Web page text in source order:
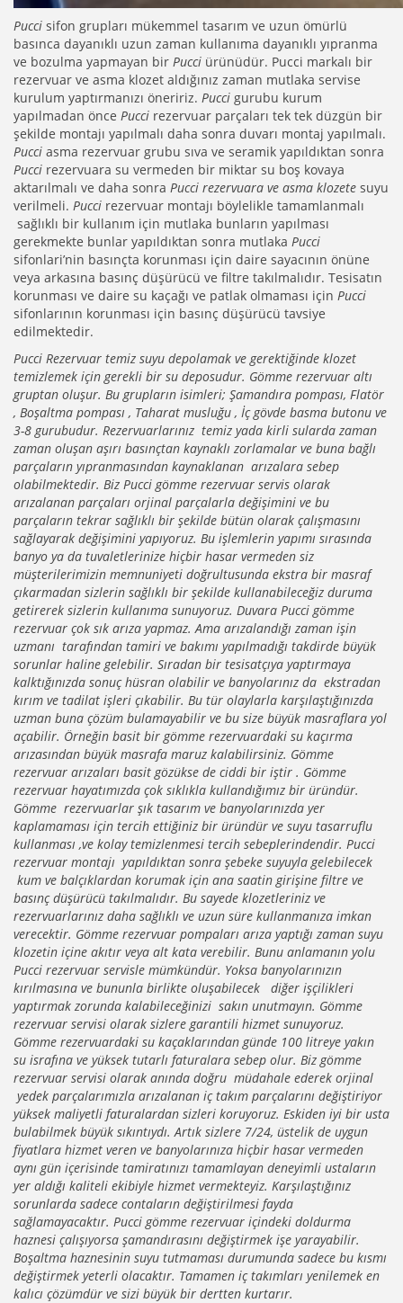
Pucci sifon grupları mükemmel tasarım ve uzun ömürlü
basınca dayanıklı uzun zaman kullanıma dayanıklı yıpranma
ve bozulma yapmayan bir Pucci ürünüdür. Pucci markalı bir
rezervuar ve asma klozet aldığınız zaman mutlaka servise
kurulum yaptırmanızı öneririz. Pucci gurubu kurum
yapılmadan önce Pucci rezervuar parçaları tek tek düzgün bir
şekilde montajı yapılmalı daha sonra duvarı montaj yapılmalı.
Pucci asma rezervuar grubu sıva ve seramik yapıldıktan sonra
Pucci rezervuara su vermeden bir miktar su boş kovaya
aktarılmalı ve daha sonra Pucci rezervuara ve asma klozete suyu
verilmeli. Pucci rezervuar montajı böylelikle tamamlanmalı
sağlıklı bir kullanım için mutlaka bunların yapılması
gerekmekte bunlar yapıldıktan sonra mutlaka Pucci
sifonlari’nin basınçta korunması için daire sayacının önüne
veya arkasına basınç düşürücü ve filtre takılmalıdır. Tesisatın
korunması ve daire su kaçağı ve patlak olmaması için Pucci
sifonlarının korunması için basınç düşürücü tavsiye
edilmektedir.
Pucci Rezervuar temiz suyu depolamak ve gerektiğinde klozet
temizlemek için gerekli bir su deposudur. Gömme rezervuar altı
gruptan oluşur. Bu grupların isimleri; Şamandıra pompası, Flatör
, Boşaltma pompası , Taharat musluğu , İç gövde basma butonu ve
3-8 gurubudur. Rezervuarlarınız temiz yada kirli sularda zaman
zaman oluşan aşırı basınçtan kaynaklı zorlamalar ve buna bağlı
parçaların yıpranmasından kaynaklanan arızalara sebep
olabilmektedir. Biz Pucci gömme rezervuar servis olarak
arızalanan parçaları orjinal parçalarla değişimini ve bu
parçaların tekrar sağlıklı bir şekilde bütün olarak çalışmasını
sağlayarak değişimini yapıyoruz. Bu işlemlerin yapımı sırasında
banyo ya da tuvaletlerinize hiçbir hasar vermeden siz
müşterilerimizin memnuniyeti doğrultusunda ekstra bir masraf
çıkarmadan sizlerin sağlıklı bir şekilde kullanabileceğiz duruma
getirerek sizlerin kullanıma sunuyoruz. Duvara Pucci gömme
rezervuar çok sık arıza yapmaz. Ama arızalandığı zaman işin
uzmanı tarafından tamiri ve bakımı yapılmadığı takdirde büyük
sorunlar haline gelebilir. Sıradan bir tesisatçıya yaptırmaya
kalktığınızda sonuç hüsran olabilir ve banyolarınız da ekstradan
kırım ve tadilat işleri çıkabilir. Bu tür olaylarla karşılaştığınızda
uzman buna çözüm bulamayabilir ve bu size büyük masraflara yol
açabilir. Örneğin basit bir gömme rezervuardaki su kaçırma
arızasından büyük masrafa maruz kalabilirsiniz. Gömme
rezervuar arızaları basit gözükse de ciddi bir iştir . Gömme
rezervuar hayatımızda çok sıklıkla kullandığımız bir üründür.
Gömme rezervuarlar şık tasarım ve banyolarınızda yer
kaplamaması için tercih ettiğiniz bir üründür ve suyu tasarruflu
kullanması ,ve kolay temizlenmesi tercih sebeplerindendir. Pucci
rezervuar montajı yapıldıktan sonra şebeke suyuyla gelebilecek
kum ve balçıklardan korumak için ana saatin girişine filtre ve
basınç düşürücü takılmalıdır. Bu sayede klozetleriniz ve
rezervuarlarınız daha sağlıklı ve uzun süre kullanmanıza imkan
verecektir. Gömme rezervuar pompaları arıza yaptığı zaman suyu
klozetin içine akıtır veya alt kata verebilir. Bunu anlamanın yolu
Pucci rezervuar servisle mümkündür. Yoksa banyolarınızın
kırılmasına ve bununla birlikte oluşabilecek diğer işçilikleri
yaptırmak zorunda kalabileceğinizi sakın unutmayın. Gömme
rezervuar servisi olarak sizlere garantili hizmet sunuyoruz.
Gömme rezervuardaki su kaçaklarından günde 100 litreye yakın
su israfına ve yüksek tutarlı faturalara sebep olur. Biz gömme
rezervuar servisi olarak anında doğru müdahale ederek orjinal
yedek parçalarımızla arızalanan iç takım parçalarını değiştiriyor
yüksek maliyetli faturalardan sizleri koruyoruz. Eskiden iyi bir usta
bulabilmek büyük sıkıntıydı. Artık sizlere 7/24, üstelik de uygun
fiyatlara hizmet veren ve banyolarınıza hiçbir hasar vermeden
aynı gün içerisinde tamiratınızı tamamlayan deneyimli ustaların
yer aldığı kaliteli ekibiyle hizmet vermekteyiz. Karşılaştığınız
sorunlarda sadece contaların değiştirilmesi fayda
sağlamayacaktır. Pucci gömme rezervuar içindeki doldurma
haznesi çalışıyorsa şamandırasını değiştirmek işe yarayabilir.
Boşaltma haznesinin suyu tutmaması durumunda sadece bu kısmı
değiştirmek yeterli olacaktır. Tamamen iç takımları yenilemek en
kalıcı çözümdür ve sizi büyük bir dertten kurtarır.